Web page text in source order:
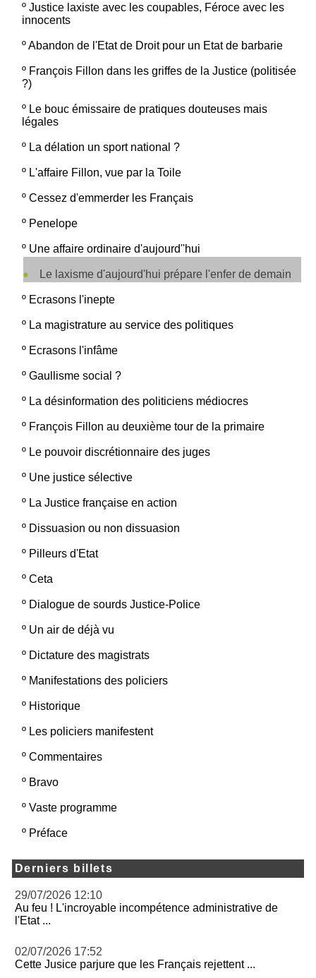
º Justice laxiste avec les coupables, Féroce avec les
innocents
ºAbandon de l'Etat de Droit pour un Etat de barbarie
º François Fillon dans les griffes de la Justice (politisée
?)
º Le bouc émissaire de pratiques douteuses mais
légales
º La délation un sport national ?
º L'affaire Fillon, vue par la Toile
º Cessez d'emmerder les Français
º Penelope
º Une affaire ordinaire d'aujourd''hui
Le laxisme d'aujourd'hui prépare l'enfer de demain
º Ecrasons l'inepte
º La magistrature au service des politiques
º Ecrasons l'infâme
º Gaullisme social ?
º La désinformation des politiciens médiocres
º François Fillon au deuxième tour de la primaire
º Le pouvoir discrétionnaire des juges
º Une justice sélective
º La Justice française en action
º Dissuasion ou non dissuasion
º Pilleurs d'Etat
º Ceta
º Dialogue de sourds Justice-Police
º Un air de déjà vu
º Dictature des magistrats
º Manifestations des policiers
º Historique
º Les policiers manifestent
º Commentaires
º Bravo
º Vaste programme
º Préface
Derniers billets
29/07/2026 12:10
Au feu ! L'incroyable incompétence administrative de
l'Etat ...
02/07/2026 17:52
Cette Jusice parjure que les Français rejettent ...